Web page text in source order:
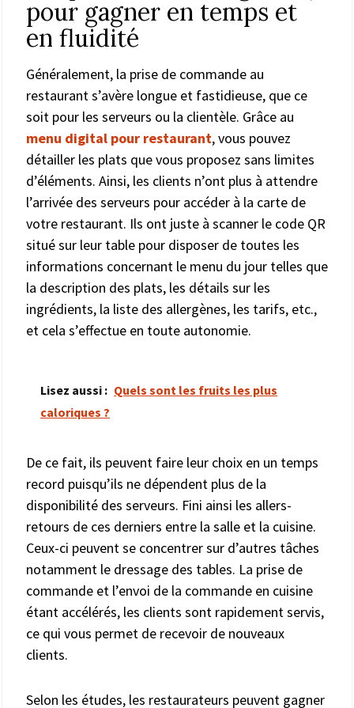
pour gagner en temps et
en fluidité
Généralement, la prise de commande au
restaurant s’avère longue et fastidieuse, que ce
soit pour les serveurs ou la clientèle. Grâce au
menu digital pour restaurant, vous pouvez
détailler les plats que vous proposez sans limites
d’éléments. Ainsi, les clients n’ont plus à attendre
l’arrivée des serveurs pour accéder à la carte de
votre restaurant. Ils ont juste à scanner le code QR
situé sur leur table pour disposer de toutes les
informations concernant le menu du jour telles que
la description des plats, les détails sur les
ingrédients, la liste des allergènes, les tarifs, etc.,
et cela s’effectue en toute autonomie.
Lisez aussi : Quels sont les fruits les plus
caloriques ?
De ce fait, ils peuvent faire leur choix en un temps
record puisqu’ils ne dépendent plus de la
disponibilité des serveurs. Fini ainsi les allers-
retours de ces derniers entre la salle et la cuisine.
Ceux-ci peuvent se concentrer sur d’autres tâches
notamment le dressage des tables. La prise de
commande et l’envoi de la commande en cuisine
étant accélérés, les clients sont rapidement servis,
ce qui vous permet de recevoir de nouveaux
clients.
Selon les études, les restaurateurs peuvent gagner